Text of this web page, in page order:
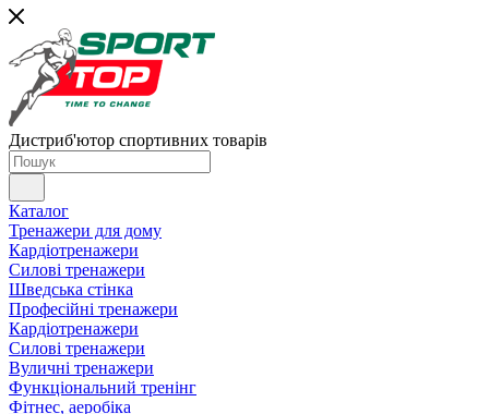
Дистриб'ютор спортивних товарів
Каталог
Тренажери для дому
Кардіотренажери
Силові тренажери
Шведська стінка
Професійні тренажери
Кардіотренажери
Силові тренажери
Вуличні тренажери
Функціональний тренінг
Фітнес, аеробіка